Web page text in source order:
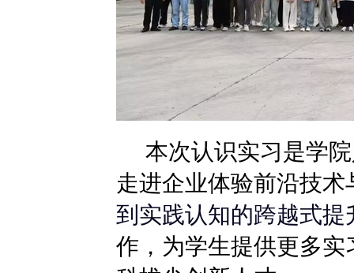
本次认识实习是学院
走进企业体验前沿技术
到实践认知的跨越式提
作，为学生提供更多